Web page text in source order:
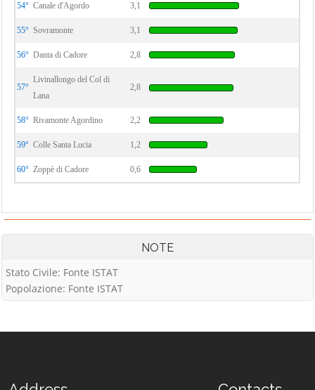
54° Canale d'Agordo 3,1
55° Sovramonte 3,1
56° Danta di Cadore 2,8
57°
Livinallongo del Col di
Lana
2,8
58° Rivamonte Agordino 2,2
59° Colle Santa Lucia 1,2
60° Zoppè di Cadore 0,6
NOTE
Stato Civile: Fonte ISTAT
Popolazione: Fonte ISTAT